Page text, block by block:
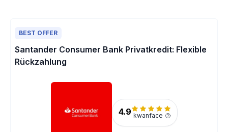
BEST OFFER
Santander Consumer Bank Privatkredit: Flexible
Rückzahlung
4.9 kwanface